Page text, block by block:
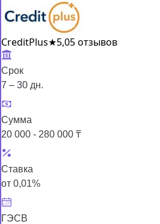
CreditPlus★5,05 отзывов
Срок
7 – 30 дн.
Сумма
20 000 - 280 000 ₸
Ставка
от 0,01%
ГЭСВ